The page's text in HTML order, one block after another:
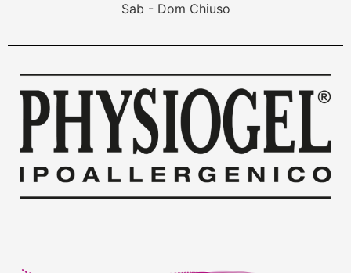
Sab - Dom Chiuso